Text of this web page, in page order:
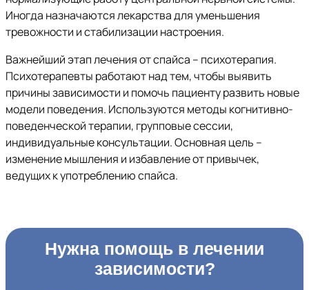
Иногда назначаются лекарства для уменьшения
тревожности и стабилизации настроения.
Важнейший этап лечения от спайса – психотерапия.
Психотерапевты работают над тем, чтобы выявить
причины зависимости и помочь пациенту развить новые
модели поведения. Используются методы когнитивно-
поведенческой терапии, групповые сессии,
индивидуальные консультации. Основная цель –
изменение мышления и избавление от привычек,
ведущих к употреблению спайса.
Нужна помощь в лечении
зависимости?